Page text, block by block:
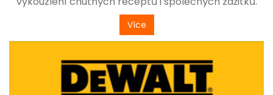
Více